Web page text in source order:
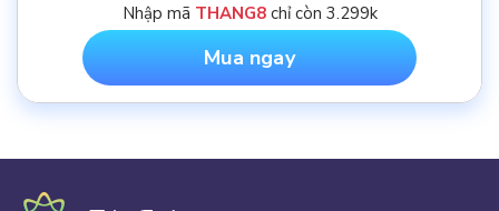
Nhập mã THANG8chỉ còn 3.299k
Mua ngay